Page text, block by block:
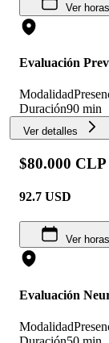
Ver horas
Evaluación
Modalidad
Duración90 min
Ver detalles
$80.000 CLP
92.7 USD
Ver horas
Evaluación
Modalidad